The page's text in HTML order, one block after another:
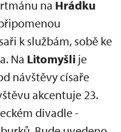
na Hrádku
k službám, sobě ke
Na Litomyšli je
návštěvy císaře
akcentuje 23.
divadle -